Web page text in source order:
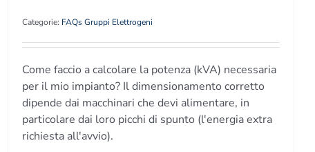
Categorie: FAQs Gruppi Elettrogeni
Come faccio a calcolare la potenza (kVA) necessaria
per il mio impianto? Il dimensionamento corretto
dipende dai macchinari che devi alimentare, in
particolare dai loro picchi di spunto (l'energia extra
richiesta all'avvio).